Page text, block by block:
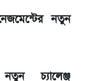
অফিস
নতুন
চ্যালেঞ্জ